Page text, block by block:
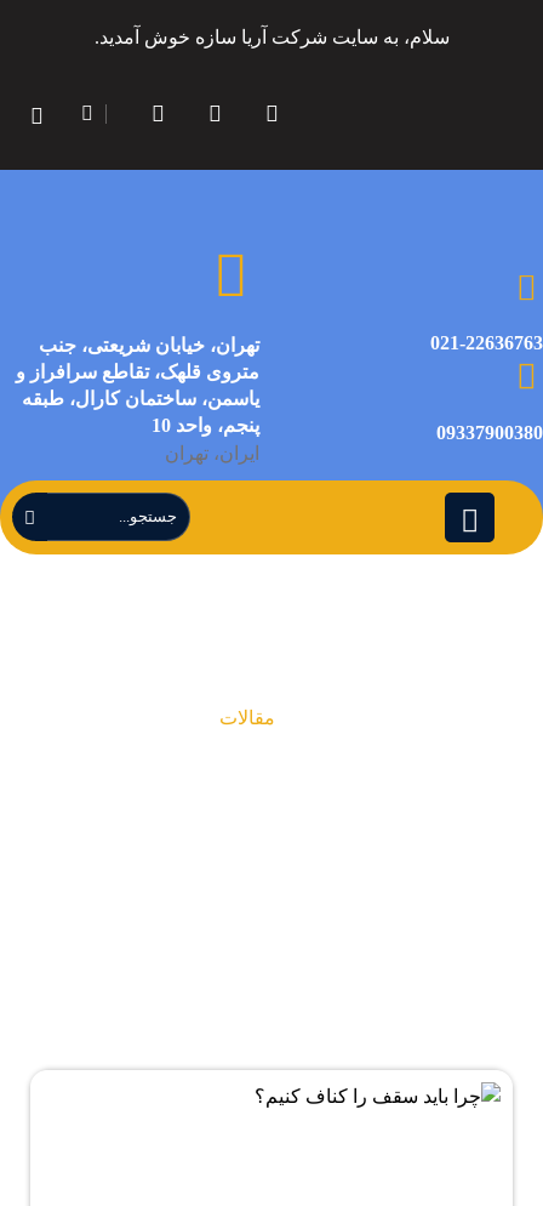
سلام، به سایت شرکت آریا سازه خوش آمدید.
021-22636763
09337900380
تهران، خیابان شریعتی، جنب
متروی قلهک، تقاطع سرافراز و
یاسمن، ساختمان کارال، طبقه
پنجم، واحد 10
ایران، تهران
مقالات